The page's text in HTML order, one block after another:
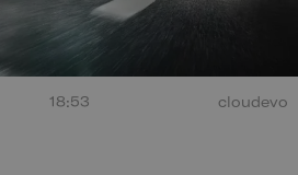
από
Misano.
100
18:53 cloudevo